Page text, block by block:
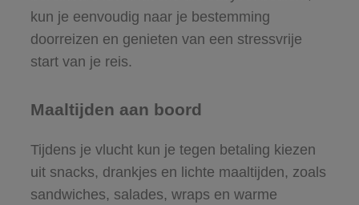
kun je eenvoudig naar je bestemming
doorreizen en genieten van een stressvrije
start van je reis.
Maaltijden aan boord
Tijdens je vlucht kun je tegen betaling kiezen
uit snacks, drankjes en lichte maaltijden, zoals
sandwiches, salades, wraps en warme